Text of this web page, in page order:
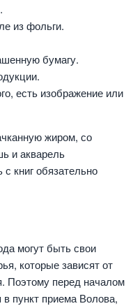
из фольги.
бумагу.
есть изображение или
жиром, со
и акварель
книг обязательно
могут быть свои
которые зависят от
Поэтому перед началом
пункт приема Волова,